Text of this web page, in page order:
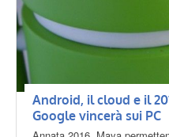
Android, il cloud e il
Google vincerà sui PC